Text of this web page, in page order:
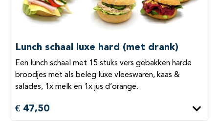
Lunch schaal luxe hard (met drank)
Een lunch schaal met 15 stuks vers gebakken harde
broodjes met als beleg luxe vleeswaren, kaas &
salades, 1x melk en 1x jus d’orange.
€ 47,50